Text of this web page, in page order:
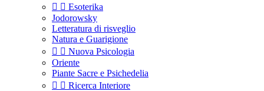
  Esoterika
Jodorowsky
Letteratura di risveglio
Natura e Guarigione
  Nuova Psicologia
Oriente
Piante Sacre e Psichedelia
  Ricerca Interiore